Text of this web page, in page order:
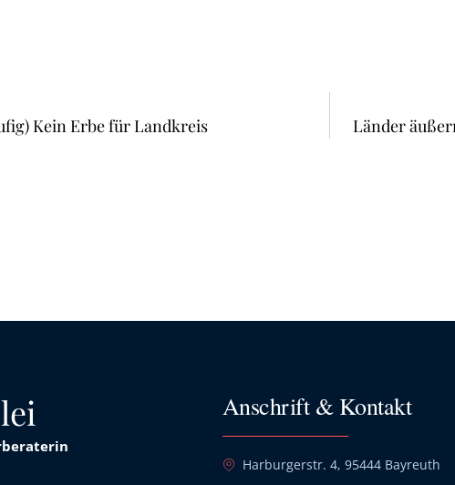
Kein Erbe für Landkreis Länder
Anschrift & Kontakt
Harburgerstr. 4, 95444 Bayreuth